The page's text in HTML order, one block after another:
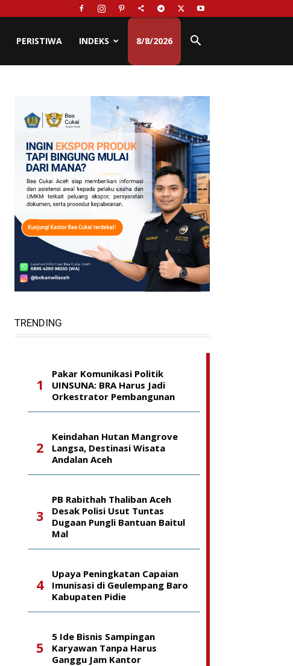
PERISTIWA INDEKS 8/8/2026
TRENDING
Pakar Komunikasi Politik
UINSUNA: BRA Harus Jadi
Orkestrator Pembangunan
Keindahan Hutan Mangrove
Langsa, Destinasi Wisata
Andalan Aceh
PB Rabithah Thaliban Aceh
Desak Polisi Usut Tuntas
Dugaan Pungli Bantuan Baitul
Mal
Upaya Peningkatan Capaian
Imunisasi di Geulempang Baro
Kabupaten Pidie
5 Ide Bisnis Sampingan
Karyawan Tanpa Harus
Ganggu Jam Kantor